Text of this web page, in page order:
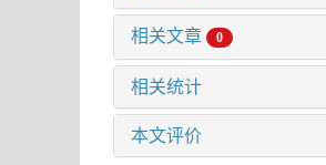
相关文章 0
相关统计
本文评价